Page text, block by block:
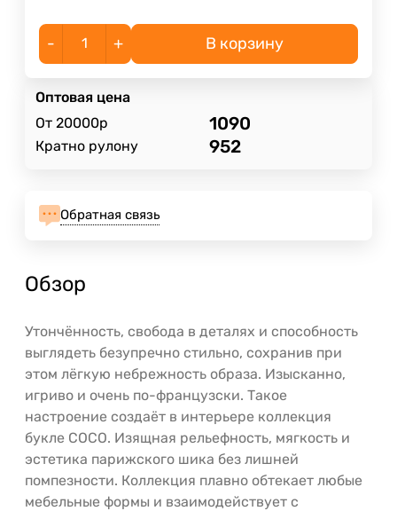
- + В корзину
Оптовая цена
От 20000р
1090
Кратно рулону 952
Обратная связь
Обзор
Утончённость, свобода в деталях и способность
выглядеть безупречно стильно, сохранив при
этом лёгкую небрежность образа. Изысканно,
игриво и очень по-французски. Такое
настроение создаёт в интерьере коллекция
букле COCO. Изящная рельефность, мягкость и
эстетика парижского шика без лишней
помпезности. Коллекция плавно обтекает любые
мебельные формы и взаимодействует с